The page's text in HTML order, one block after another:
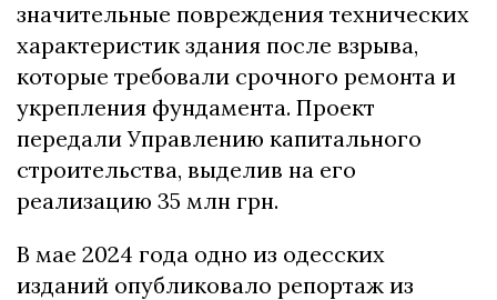
значительные повреждения технических
характеристик здания после взрыва,
которые требовали срочного ремонта и
укрепления фундамента. Проект
передали Управлению капитального
строительства, выделив на его
реализацию 35 млн грн.
В мае 2024 года одно из одесских
изданий опубликовало репортаж из